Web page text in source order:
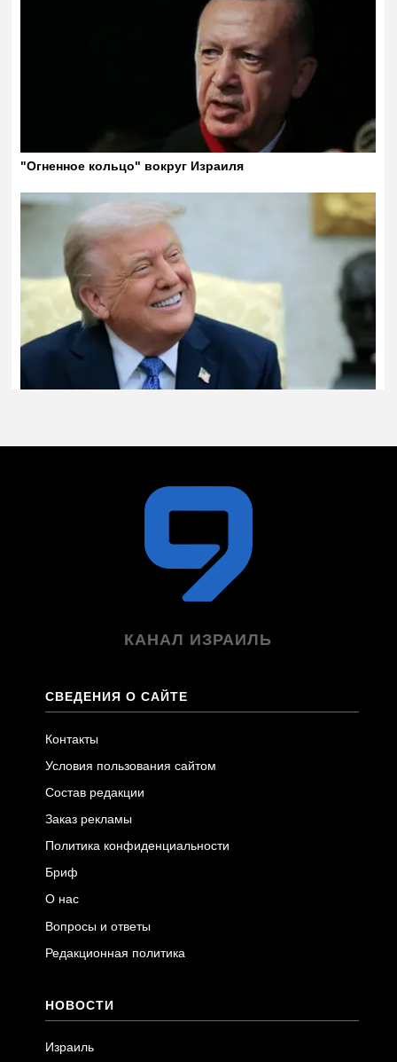
КАНАЛ ИЗРАИЛЬ
СВЕДЕНИЯ О САЙТЕ
Контакты
Условия пользования сайтом
Состав редакции
Заказ рекламы
Политика конфиденциальности
Бриф
О нас
Вопросы и ответы
Редакционная политика
НОВОСТИ
Израиль